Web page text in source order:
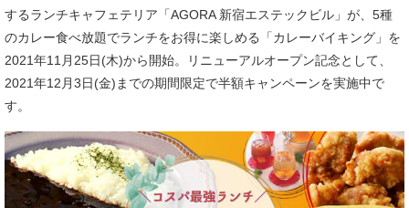
するランチキャフェテリア「AGORA 新宿エステックビル」が、5種
のカレー食べ放題でランチをお得に楽しめる「カレーバイキング」を
2021年11月25日(木)から開始。リニューアルオープン記念として、
2021年12月3日(金)までの期間限定で半額キャンペーンを実施中で
す。